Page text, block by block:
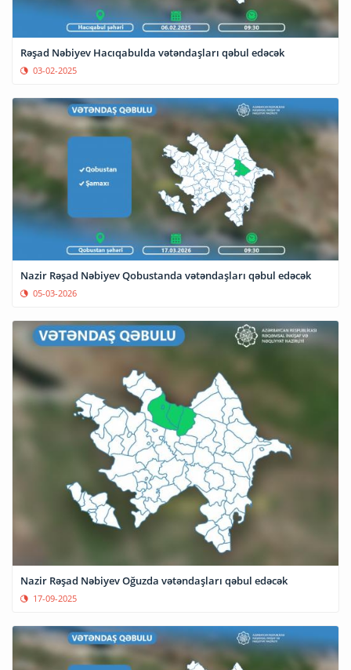
Rəşad Nəbiyev Hacıqabulda vətəndaşları qəbul edəcək
03-02-2025
Nazir Rəşad Nəbiyev Qobustanda vətəndaşları qəbul edəcək
05-03-2026
Nazir Rəşad Nəbiyev Oğuzda vətəndaşları qəbul edəcək
17-09-2025